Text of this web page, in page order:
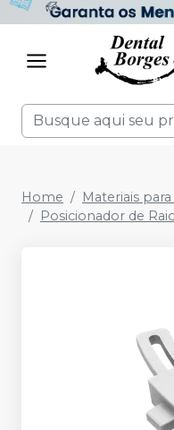
Home
Materiais
Posicionador de